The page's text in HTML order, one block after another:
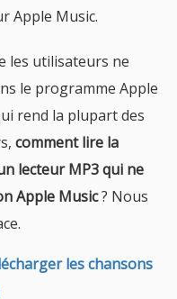
Apple Music.
les utilisateurs ne
le programme Apple
rend la plupart des
comment lire la
lecteur MP3 qui ne
Apple Music? Nous
les chansons